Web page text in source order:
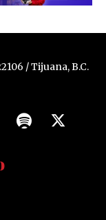
/ Tijuana, B.C.